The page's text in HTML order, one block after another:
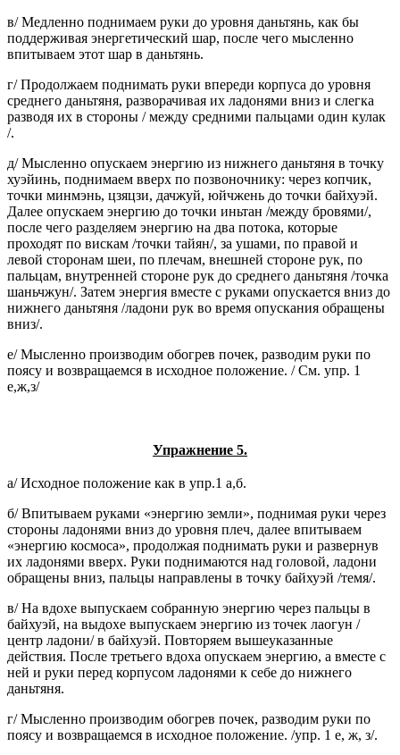
в/ Медленно поднимаем руки до уровня даньтянь, как бы
поддерживая энергетический шар, после чего мысленно
впитываем этот шар в даньтянь.
г/ Продолжаем поднимать руки впереди корпуса до уровня
среднего даньтяня, разворачивая их ладонями вниз и слегка
разводя их в стороны / между средними пальцами один кулак
/.
д/ Мысленно опускаем энергию из нижнего даньтяня в точку
хуэйинь, поднимаем вверх по позвоночнику: через копчик,
точки минмэнь, цзяцзи, дачжуй, юйчжень до точки байхуэй.
Далее опускаем энергию до точки иньтан /между бровями/,
после чего разделяем энергию на два потока, которые
проходят по вискам /точки тайян/, за ушами, по правой и
левой сторонам шеи, по плечам, внешней стороне рук, по
пальцам, внутренней стороне рук до среднего даньтяня /точка
шаньчжун/. Затем энергия вместе с руками опускается вниз до
нижнего даньтяня /ладони рук во время опускания обращены
вниз/.
е/ Мысленно производим обогрев почек, разводим руки по
поясу и возвращаемся в исходное положение. / См. упр. 1
е,ж,з/
Упражнение 5.
а/ Исходное положение как в упр.1 а,б.
б/ Впитываем руками «энергию земли», поднимая руки через
стороны ладонями вниз до уровня плеч, далее впитываем
«энергию космоса», продолжая поднимать руки и развернув
их ладонями вверх. Руки поднимаются над головой, ладони
обращены вниз, пальцы направлены в точку байхуэй /темя/.
в/ На вдохе выпускаем собранную энергию через пальцы в
байхуэй, на выдохе выпускаем энергию из точек лаогун /
центр ладони/ в байхуэй. Повторяем вышеуказанные
действия. После третьего вдоха опускаем энергию, а вместе с
ней и руки перед корпусом ладонями к себе до нижнего
даньтяня.
г/ Мысленно производим обогрев почек, разводим руки по
поясу и возвращаемся в исходное положение. /упр. 1 е, ж, з/.